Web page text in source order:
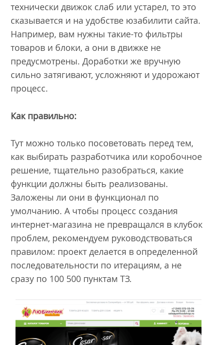
технически движок слаб или устарел, то это
сказывается и на удобстве юзабилити сайта.
Например, вам нужны такие-то фильтры
товаров и блоки, а они в движке не
предусмотрены. Доработки же вручную
сильно затягивают, усложняют и удорожают
процесс.
Как правильно:
Тут можно только посоветовать перед тем,
как выбирать разработчика или коробочное
решение, тщательно разобраться, какие
функции должны быть реализованы.
Заложены ли они в функционал по
умолчанию. А чтобы процесс создания
интернет-магазина не превращался в клубок
проблем, рекомендуем руководствоваться
правилом: проект делается в определенной
последовательности по итерациям, а не
сразу по 100 500 пунктам ТЗ.